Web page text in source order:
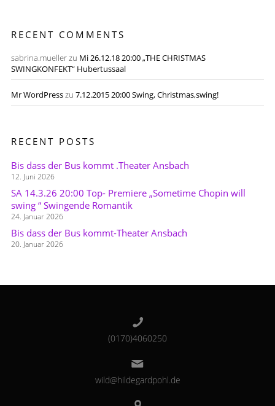
RECENT COMMENTS
sabrina.muellerzu Mi 26.12.18 20:00 „THE CHRISTMAS
SWINGKONFEKT“ Hubertussaal
Mr WordPresszu 7.12.2015 20:00 Swing, Christmas,swing!
RECENT POSTS
Bis dass der Bus kommt .Theater Ansbach
12. Juni 2026
SA 14.3.26 20:00 Top- Premiere „Sometime Chopin will
swing “ Swingende Romantik
24. Januar 2026
Bis dass der Bus kommt-Theater Ansbach
20. Januar 2026
(0170)4060250
wild@hildegardpohl.de